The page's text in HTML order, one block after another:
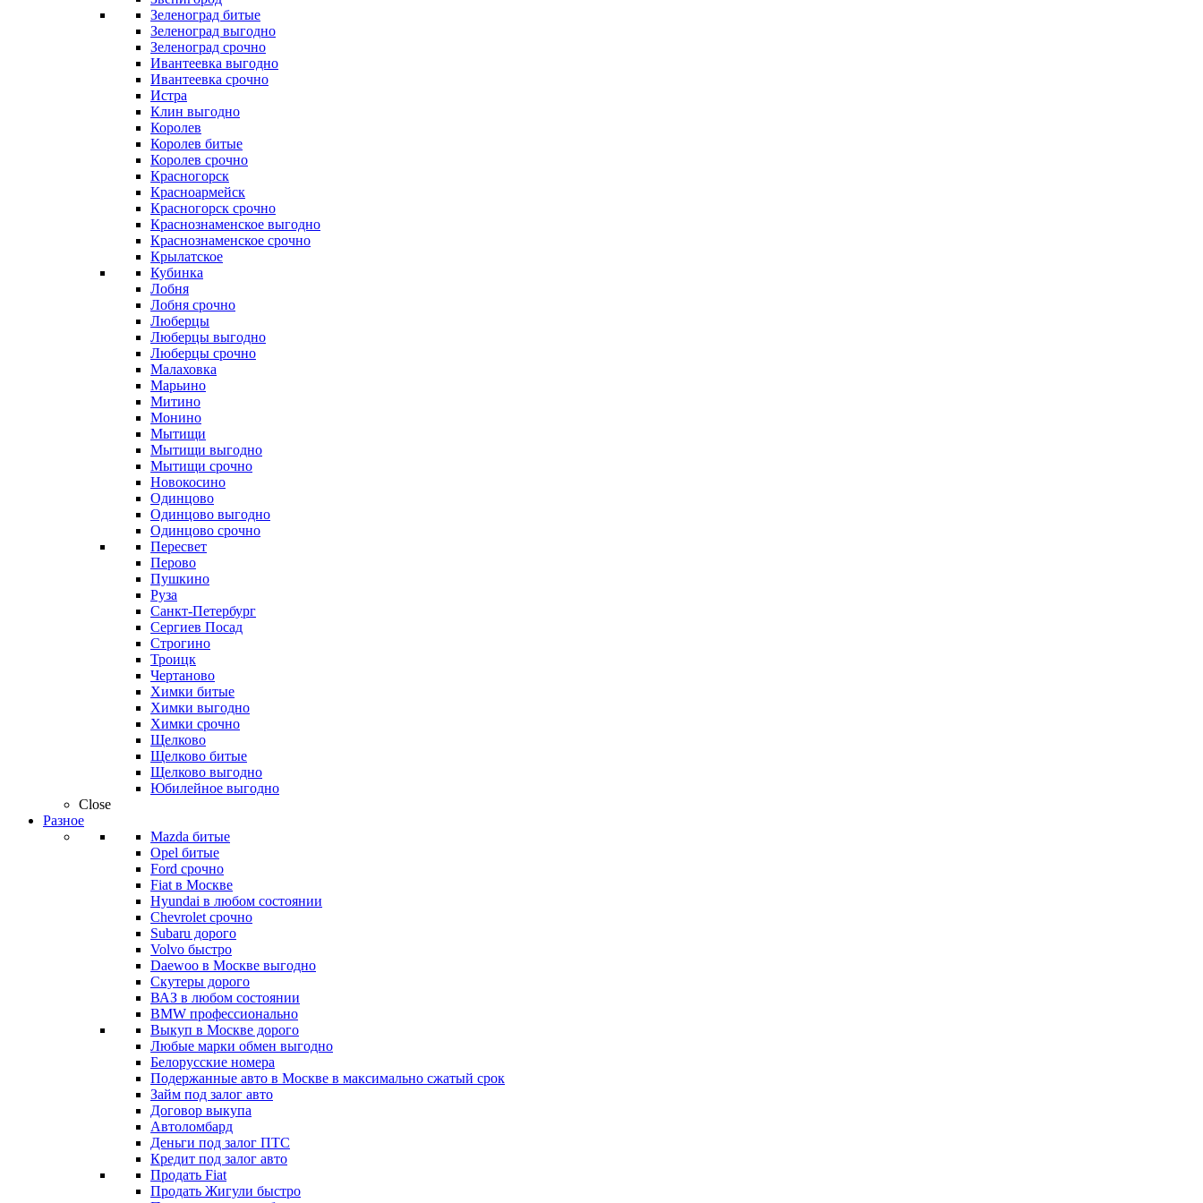
Зеленоград битые
Зеленоград выгодно
Зеленоград срочно
Ивантеевка выгодно
Ивантеевка срочно
Истра
Клин выгодно
Королев
Королев битые
Королев срочно
Красногорск
Красноармейск
Красногорск срочно
Краснознаменское выгодно
Краснознаменское срочно
Крылатское
Кубинка
Лобня
Лобня срочно
Люберцы
Люберцы выгодно
Люберцы срочно
Малаховка
Марьино
Митино
Монино
Мытищи
Мытищи выгодно
Мытищи срочно
Новокосино
Одинцово
Одинцово выгодно
Одинцово срочно
Пересвет
Перово
Пушкино
Руза
Санкт-Петербург
Сергиев Посад
Строгино
Троицк
Чертаново
Химки битые
Химки выгодно
Химки срочно
Щелково
Щелково битые
Щелково выгодно
Юбилейное выгодно
Close
Разное
Mazda битые
Opel битые
Ford срочно
Fiat в Москве
Hyundai в любом состоянии
Chevrolet срочно
Subaru дорого
Volvo быстро
Daewoo в Москве выгодно
Скутеры дорого
ВАЗ в любом состоянии
BMW профессионально
Выкуп в Москве дорого
Любые марки обмен выгодно
Белорусские номера
Подержанные авто в Москве в максимально сжатый срок
Займ под залог авто
Договор выкупа
Автоломбард
Деньги под залог ПТС
Кредит под залог авто
Продать Fiat
Продать Жигули быстро